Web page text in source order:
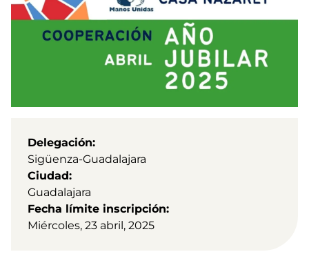
Delegación
Sigüenza-Guadalajara
Ciudad
Guadalajara
Fecha límite inscripción
Miércoles, 23 abril, 2025